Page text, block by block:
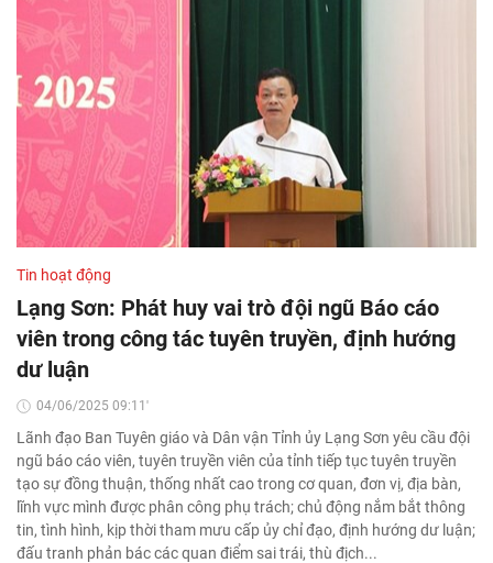
Tin hoạt động
Lạng Sơn: Phát huy vai trò đội ngũ Báo cáo
viên trong công tác tuyên truyền, định hướng
dư luận
04/06/2025 09:11'
Lãnh đạo Ban Tuyên giáo và Dân vận Tỉnh ủy Lạng Sơn yêu cầu đội
ngũ báo cáo viên, tuyên truyền viên của tỉnh tiếp tục tuyên truyền
tạo sự đồng thuận, thống nhất cao trong cơ quan, đơn vị, địa bàn,
lĩnh vực mình được phân công phụ trách; chủ động nắm bắt thông
tin, tình hình, kịp thời tham mưu cấp ủy chỉ đạo, định hướng dư luận;
đấu tranh phản bác các quan điểm sai trái, thù địch...